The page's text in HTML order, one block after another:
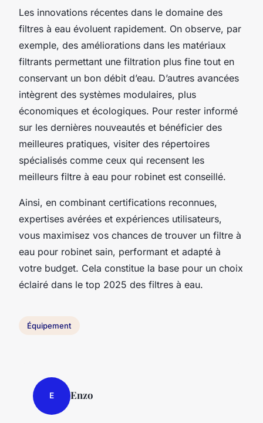
Les innovations récentes dans le domaine des
filtres à eau évoluent rapidement. On observe, par
exemple, des améliorations dans les matériaux
filtrants permettant une filtration plus fine tout en
conservant un bon débit d’eau. D’autres avancées
intègrent des systèmes modulaires, plus
économiques et écologiques. Pour rester informé
sur les dernières nouveautés et bénéficier des
meilleures pratiques, visiter des répertoires
spécialisés comme ceux qui recensent les
meilleurs filtre à eau pour robinet est conseillé.
Ainsi, en combinant certifications reconnues,
expertises avérées et expériences utilisateurs,
vous maximisez vos chances de trouver un filtre à
eau pour robinet sain, performant et adapté à
votre budget. Cela constitue la base pour un choix
éclairé dans le top 2025 des filtres à eau.
Équipement
E Enzo